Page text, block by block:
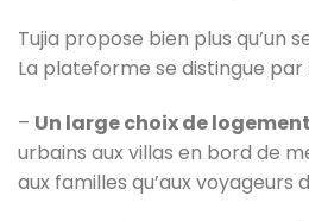
Tujia propose bien plus qu’un
La plateforme se distingue par :
– Un large choix de
urbains aux villas en bord de
aux familles qu’aux voyageurs